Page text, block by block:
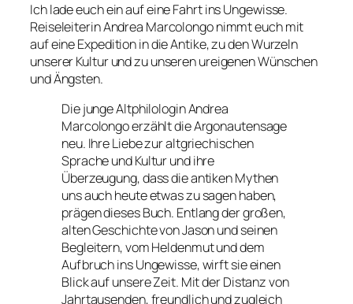
Ich lade euch ein auf eine Fahrt ins Ungewisse.
Reiseleiterin Andrea Marcolongo nimmt euch mit
auf eine Expedition in die Antike, zu den Wurzeln
unserer Kultur und zu unseren ureigenen Wünschen
und Ängsten.
Die junge Altphilologin Andrea
Marcolongo erzählt die Argonautensage
neu. Ihre Liebe zur altgriechischen
Sprache und Kultur und ihre
Überzeugung, dass die antiken Mythen
uns auch heute etwas zu sagen haben,
prägen dieses Buch. Entlang der großen,
alten Geschichte von Jason und seinen
Begleitern, vom Heldenmut und dem
Aufbruch ins Ungewisse, wirft sie einen
Blick auf unsere Zeit. Mit der Distanz von
Jahrtausenden, freundlich und zugleich